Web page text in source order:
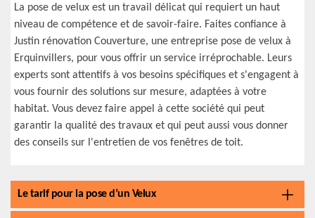
La pose de velux est un travail délicat qui requiert un haut
niveau de compétence et de savoir-faire. Faites confiance à
Justin rénovation Couverture, une entreprise pose de velux à
Erquinvillers, pour vous offrir un service irréprochable. Leurs
experts sont attentifs à vos besoins spécifiques et s'engagent à
vous fournir des solutions sur mesure, adaptées à votre
habitat. Vous devez faire appel à cette société qui peut
garantir la qualité des travaux et qui peut aussi vous donner
des conseils sur l'entretien de vos fenêtres de toit.
Le tarif pour la pose d’un Velux